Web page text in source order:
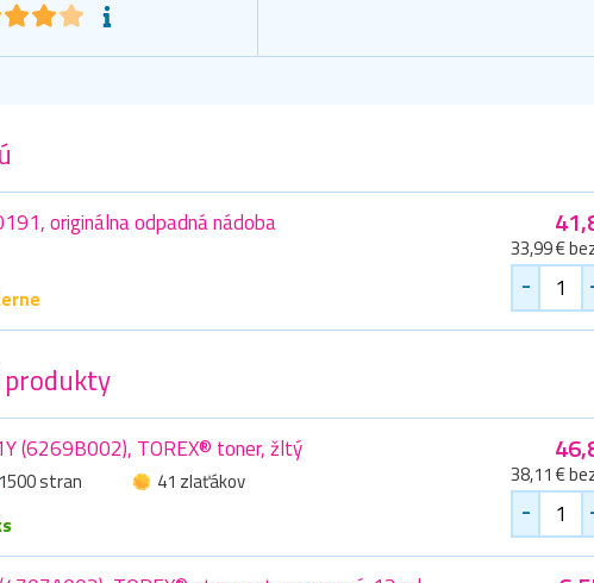
originálna odpadná nádoba
33,99 €
-
(6269B002), TOREX® toner, žltý
1500 stran
41 zlaťákov
38,11 €
-